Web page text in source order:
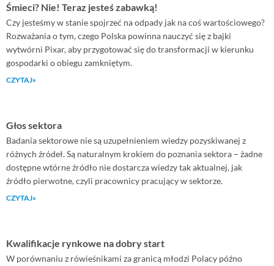
Śmieci? Nie! Teraz jesteś zabawką!
Czy jesteśmy w stanie spojrzeć na odpady jak na coś wartościowego?
Rozważania o tym, czego Polska powinna nauczyć się z bajki
wytwórni Pixar, aby przygotować się do transformacji w kierunku
gospodarki o obiegu zamkniętym.
CZYTAJ»
Głos sektora
Badania sektorowe nie są uzupełnieniem wiedzy pozyskiwanej z
różnych źródeł. Są naturalnym krokiem do poznania sektora − żadne
dostępne wtórne źródło nie dostarcza wiedzy tak aktualnej, jak
źródło pierwotne, czyli pracownicy pracujący w sektorze.
CZYTAJ»
Kwalifikacje rynkowe na dobry start
W porównaniu z rówieśnikami za granicą młodzi Polacy późno